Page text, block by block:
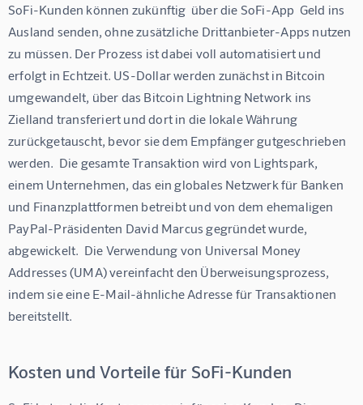
SoFi-Kunden können zukünftig  über die SoFi-App  Geld ins
Ausland senden, ohne zusätzliche Drittanbieter-Apps nutzen
zu müssen. Der Prozess ist dabei voll automatisiert und
erfolgt in Echtzeit. US-Dollar werden zunächst in Bitcoin
umgewandelt, über das Bitcoin Lightning Network ins
Zielland transferiert und dort in die lokale Währung
zurückgetauscht, bevor sie dem Empfänger gutgeschrieben
werden.  Die gesamte Transaktion wird von Lightspark,
einem Unternehmen, das ein globales Netzwerk für Banken
und Finanzplattformen betreibt und von dem ehemaligen
PayPal-Präsidenten David Marcus gegründet wurde,
abgewickelt.  Die Verwendung von Universal Money
Addresses (UMA) vereinfacht den Überweisungsprozess,
indem sie eine E-Mail-ähnliche Adresse für Transaktionen
bereitstellt.
Kosten und Vorteile für SoFi-Kunden